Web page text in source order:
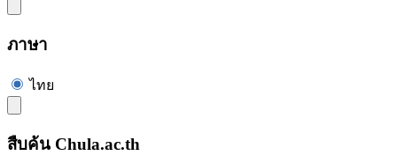
ภาษา
ไทย
สืบค้น Chula.ac.th